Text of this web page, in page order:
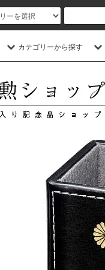
カテゴリーから探す